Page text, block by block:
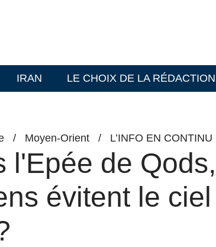
IRAN LE CHOIX DE LA RÉDACTION
/ Moyen-Orient / L’INFO EN CONTINU
l'Epée de
évitent le